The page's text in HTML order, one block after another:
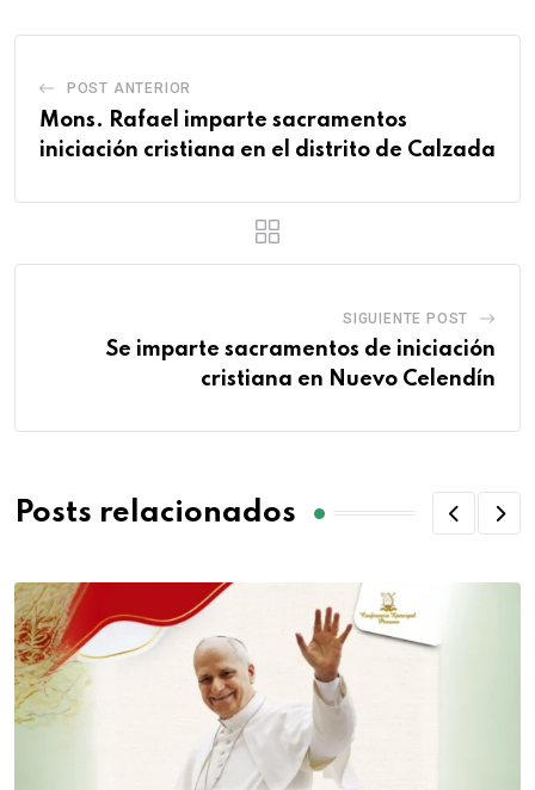
POST ANTERIOR
Mons. Rafael imparte sacramentos
iniciación cristiana en el distrito de Calzada
SIGUIENTE POST
Se imparte sacramentos de iniciación
cristiana en Nuevo Celendín
Posts relacionados